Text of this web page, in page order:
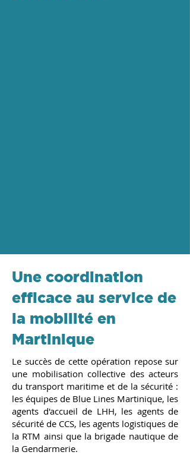
Une coordination
efficace au service de
la mobilité en
Martinique
Le succès de cette opération repose sur
une mobilisation collective des acteurs
du transport maritime et de la sécurité :
les équipes de Blue Lines Martinique, les
agents d'accueil de LHH, les agents de
sécurité de CCS, les agents logistiques de
la RTM ainsi que la brigade nautique de
la Gendarmerie.